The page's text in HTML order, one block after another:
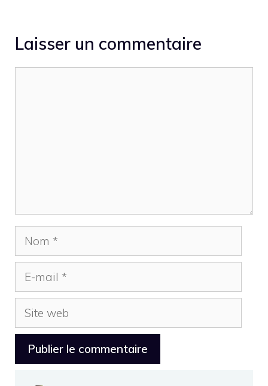
Laisser un commentaire
Nom
mail
Site
web